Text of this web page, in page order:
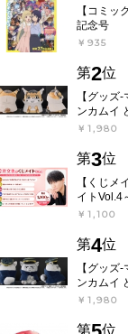
【コミッ
記念号
￥935
第2位
【グッズ
ンカムイ
コット 4.
￥1,980
第3位
【くじメ
イトVol.4
馴染、実
￥1,100
第4位
【グッズ
ンカムイ
コット 5.
￥1,980
第 位